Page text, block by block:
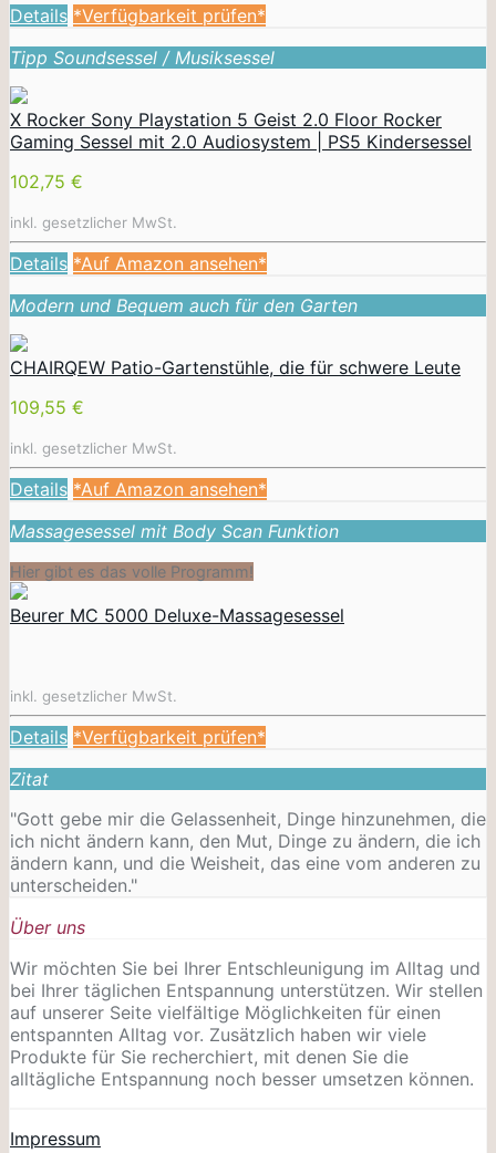
Details *Verfügbarkeit prüfen*
Tipp Soundsessel / Musiksessel
X Rocker Sony Playstation 5 Geist 2.0 Floor Rocker
Gaming Sessel mit 2.0 Audiosystem | PS5 Kindersessel
102,75 €
inkl. gesetzlicher MwSt.
Details *Auf Amazon ansehen*
Modern und Bequem auch für den Garten
CHAIRQEW Patio-Gartenstühle, die für schwere Leute
109,55 €
inkl. gesetzlicher MwSt.
Details *Auf Amazon ansehen*
Massagesessel mit Body Scan Funktion
Hier gibt es das volle Programm!
Beurer MC 5000 Deluxe-Massagesessel
inkl. gesetzlicher MwSt.
Details *Verfügbarkeit prüfen*
Zitat
"Gott gebe mir die Gelassenheit, Dinge hinzunehmen, die
ich nicht ändern kann, den Mut, Dinge zu ändern, die ich
ändern kann, und die Weisheit, das eine vom anderen zu
unterscheiden."
Über uns
Wir möchten Sie bei Ihrer Entschleunigung im Alltag und
bei Ihrer täglichen Entspannung unterstützen. Wir stellen
auf unserer Seite vielfältige Möglichkeiten für einen
entspannten Alltag vor. Zusätzlich haben wir viele
Produkte für Sie recherchiert, mit denen Sie die
alltägliche Entspannung noch besser umsetzen können.
Impressum